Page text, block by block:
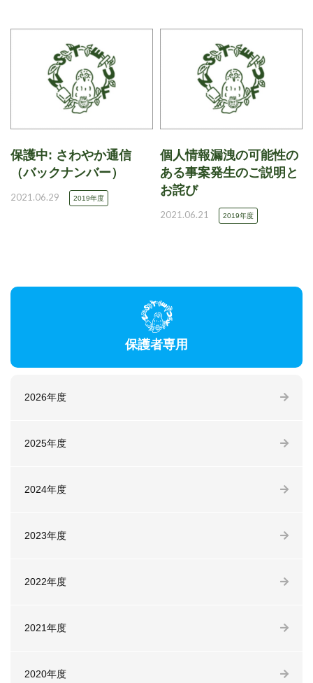
保護中: さわやか通信
（バックナンバー）
2021.06.29 2019年度
個人情報漏洩の可能性の
ある事案発生のご説明と
お詫び
2021.06.21 2019年度
保護者専用
2026年度
2025年度
2024年度
2023年度
2022年度
2021年度
2020年度